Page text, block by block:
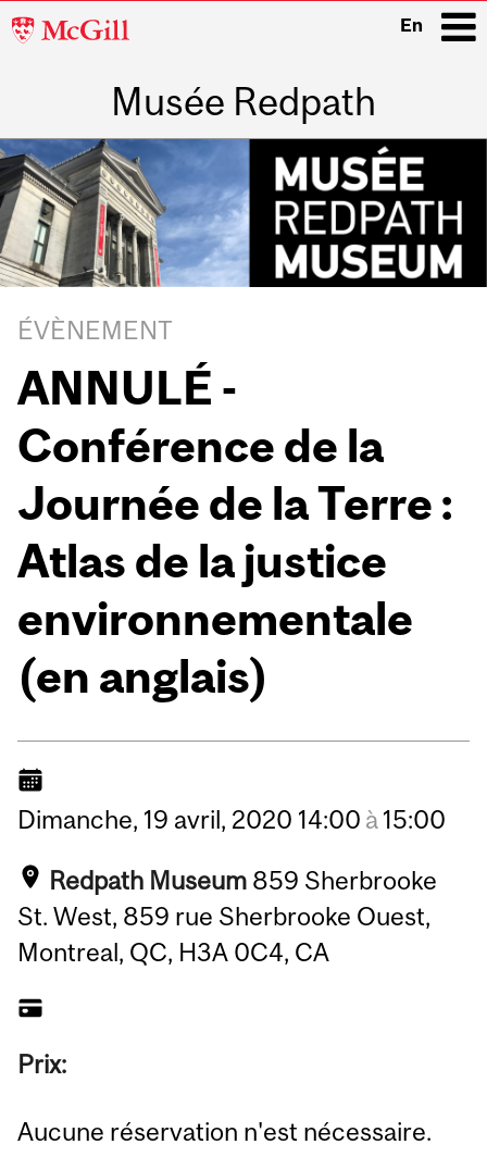
McGill
En
Musée Redpath
Main
navigation
ÉVÈNEMENT
ANNULÉ -
Conférence de la
Journée de la Terre :
Atlas de la justice
environnementale
(en anglais)
Dimanche, 19 avril, 2020 14:00 à15:00
Redpath Museum 859 Sherbrooke
St. West, 859 rue Sherbrooke Ouest,
Montreal, QC, H3A 0C4, CA
Prix:
Aucune réservation n'est nécessaire.